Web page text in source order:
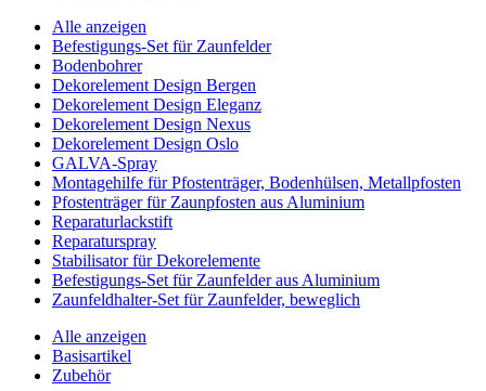
Alle anzeigen
Befestigungs-Set für Zaunfelder
Bodenbohrer
Dekorelement Design Bergen
Dekorelement Design Eleganz
Dekorelement Design Nexus
Dekorelement Design Oslo
GALVA-Spray
Montagehilfe für Pfostenträger, Bodenhülsen, Metallpfosten
Pfostenträger für Zaunpfosten aus Aluminium
Reparaturlackstift
Reparaturspray
Stabilisator für Dekorelemente
Befestigungs-Set für Zaunfelder aus Aluminium
Zaunfeldhalter-Set für Zaunfelder, beweglich
Alle anzeigen
Basisartikel
Zubehör